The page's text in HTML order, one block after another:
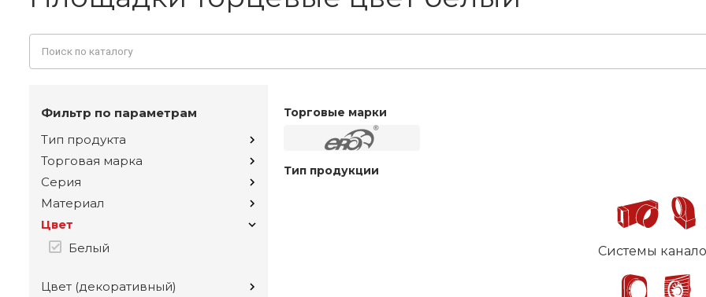
Фильтр по параметрам
Тип продукта
Торговая марка
Серия
Материал
Цвет
Белый
Цвет (декоративный)
Торговые марки
Тип продукции
Системы